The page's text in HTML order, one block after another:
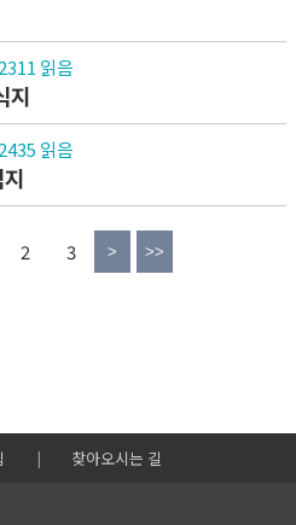
2311 읽음
지
2435 읽음
2 3
| 찾아오시는 길